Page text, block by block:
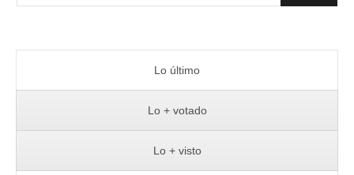
Lo último
Lo + votado
Lo + visto